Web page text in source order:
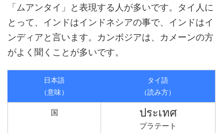
「ムアンタイ」と表現する人が多いです。タイ人に
とって、インドはインドネシアの事で、インドはイ
ンディアと言います。カンボジアは、カメーンの方
がよく聞くことが多いです。
日本語
（意味）
タイ語
（読み方）
国 ประเทศ
プラテート